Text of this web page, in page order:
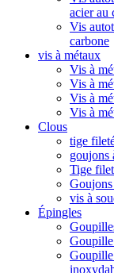
acier au
Vis
carbone
vis à métaux
Vis à
Vis à
Vis à
Vis à
Clous
tige
goujons
Tige
vis à
Épingles